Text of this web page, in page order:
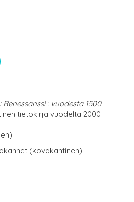
: vuodesta 1500
tietokirja vuodelta 2000
(kovakantinen)